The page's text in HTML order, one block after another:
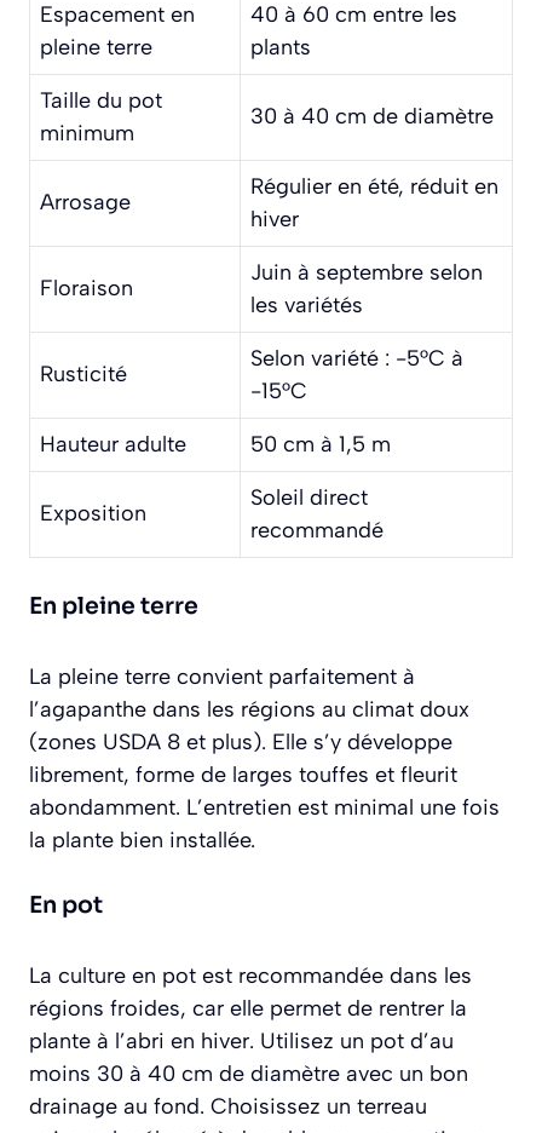
Espacement en
pleine terre
40 à 60 cm entre les
plants
Taille du pot
minimum
30 à 40 cm de diamètre
Arrosage
Régulier en été, réduit en
hiver
Floraison
Juin à septembre selon
les variétés
Rusticité
Selon variété : -5°C à
-15°C
Hauteur adulte
50 cm à 1,5 m
Exposition
Soleil direct
recommandé
En pleine terre
La pleine terre convient parfaitement à
l’agapanthe dans les régions au climat doux
(zones USDA 8 et plus). Elle s’y développe
librement, forme de larges touffes et fleurit
abondamment. L’entretien est minimal une fois
la plante bien installée.
En pot
La culture en pot est recommandée dans les
régions froides, car elle permet de rentrer la
plante à l’abri en hiver. Utilisez un pot d’au
moins 30 à 40 cm de diamètre avec un bon
drainage au fond. Choisissez un terreau